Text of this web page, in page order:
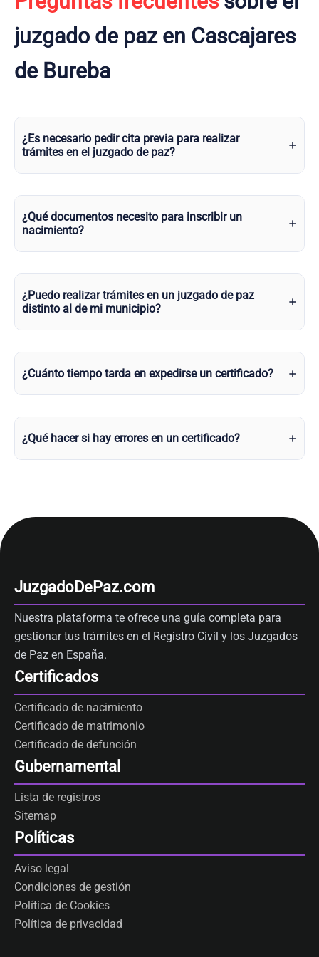
juzgado de paz en Cascajares
de Bureba
¿Es necesario pedir cita previa para realizar
trámites en el juzgado de paz?
¿Qué documentos necesito para inscribir un
nacimiento?
¿Puedo realizar trámites en un juzgado de paz
distinto al de mi municipio?
¿Cuánto tiempo tarda en expedirse un certificado?
¿Qué hacer si hay errores en un certificado?
JuzgadoDePaz.com
Nuestra plataforma te ofrece una guía completa para
gestionar tus trámites en el Registro Civil y los Juzgados
de Paz en España.
Certificados
Certificado de nacimiento
Certificado de matrimonio
Certificado de defunción
Gubernamental
Lista de registros
Sitemap
Políticas
Aviso legal
Condiciones de gestión
Política de Cookies
Política de privacidad